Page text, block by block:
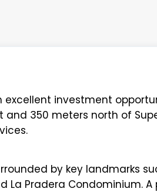
excellent investment
350 meters north of
by key landmarks
La Pradera Condominium. A